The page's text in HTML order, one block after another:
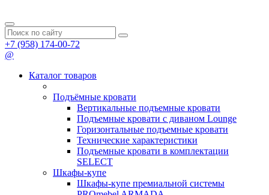
+7 (958) 174-00-72
@
Каталог товаров
Подъёмные кровати
Вертикальные подъемные кровати
Подъемные кровати с диваном Lounge
Горизонтальные подъемные кровати
Технические характеристики
Подъемные кровати в комплектации
SELECT
Шкафы-купе
Шкафы-купе премиальной системы